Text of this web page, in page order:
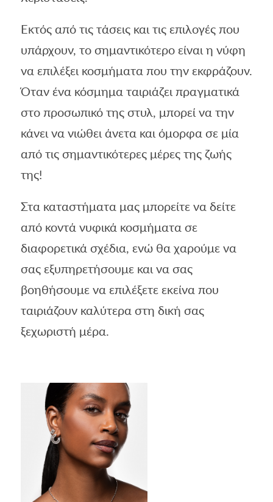
Εκτός από τις τάσεις και τις επιλογές που
υπάρχουν, το σημαντικότερο είναι η νύφη
να επιλέξει κοσμήματα που την εκφράζουν.
Όταν ένα κόσμημα ταιριάζει πραγματικά
στο προσωπικό της στυλ, μπορεί να την
κάνει να νιώθει άνετα και όμορφα σε μία
από τις σημαντικότερες μέρες της ζωής
της!
Στα καταστήματα μας μπορείτε να δείτε
από κοντά νυφικά κοσμήματα σε
διαφορετικά σχέδια, ενώ θα χαρούμε να
σας εξυπηρετήσουμε και να σας
βοηθήσουμε να επιλέξετε εκείνα που
ταιριάζουν καλύτερα στη δική σας
ξεχωριστή μέρα.